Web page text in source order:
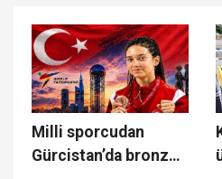
Milli sporcudan
Gürcistan’da bronz